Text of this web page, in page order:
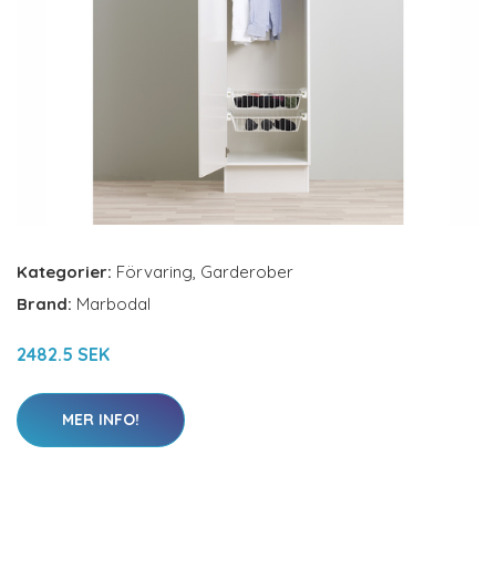
Kategorier: Förvaring, Garderober
Brand: Marbodal
2482.5 SEK
MER INFO!